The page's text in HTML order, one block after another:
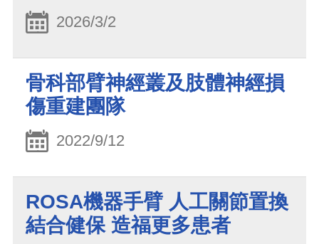
2026/3/2
骨科部臂神經叢及肢體神經損
傷重建團隊
2022/9/12
ROSA機器手臂 人工關節置換
結合健保 造福更多患者